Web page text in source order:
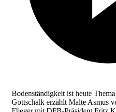
Bodenständigkeit ist heute
Gottschalk erzählt Malte Asmus